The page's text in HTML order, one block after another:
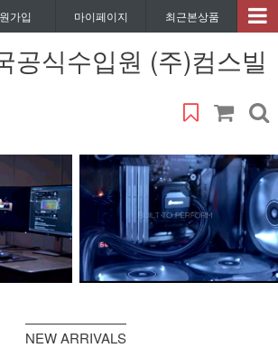
가입 마이페이지 최근본상품
공식수입원 (주)컴스빌
NEW ARRIVALS